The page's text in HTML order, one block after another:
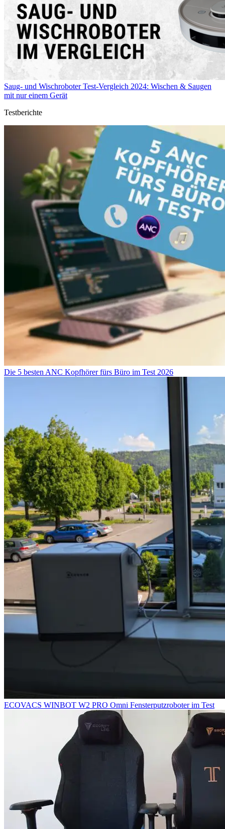
Saug- und Wischroboter Test-Vergleich 2024: Wischen & Saugen
mit nur einem Gerät
Testberichte
Die 5 besten ANC Kopfhörer fürs Büro im Test 2026
ECOVACS WINBOT W2 PRO Omni Fensterputzroboter im Test